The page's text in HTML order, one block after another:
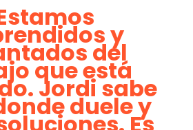
y
del
que está
Jordi sabe
duele y